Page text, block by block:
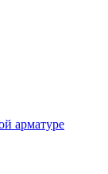
арматуре